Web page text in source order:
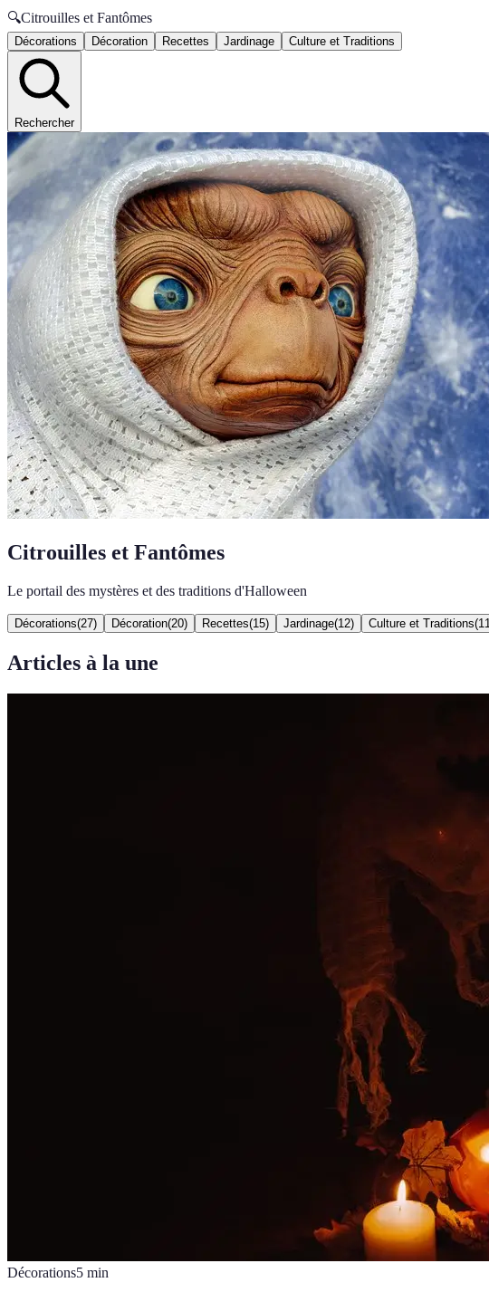
🔍Citrouilles et Fantômes
Décorations Décoration Recettes Jardinage Culture et Traditions
Rechercher
Citrouilles et Fantômes
Le portail des mystères et des traditions d'Halloween
Décorations(27) Décoration(20) Recettes(15) Jardinage(12) Culture et Traditions(11
Articles à la une
Décorations5 min